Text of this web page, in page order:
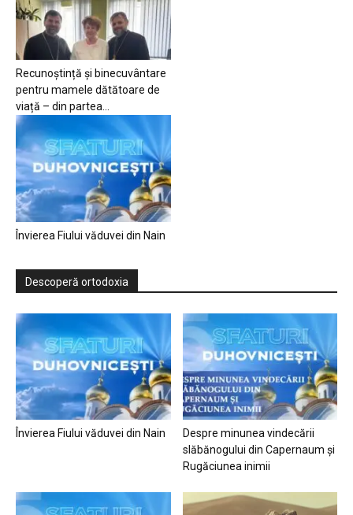
Recunoștință și binecuvântare
pentru mamele dătătoare de
viață – din partea...
Învierea Fiului văduvei din Nain
Descoperă ortodoxia
Învierea Fiului văduvei din Nain
Despre minunea vindecării
slăbănogului din Capernaum și
Rugăciunea inimii